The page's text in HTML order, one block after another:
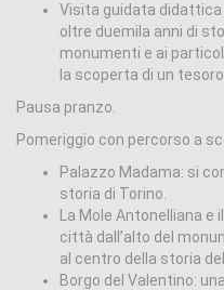
Visita guidata didattica
oltre duemila anni di
monumenti e ai
la scoperta di un
Pausa pranzo.
Pomeriggio con percorso a
Palazzo Madama: si
storia di Torino.
La Mole Antonelliana
città dall’alto del
al centro della storia
Borgo del Valentino: